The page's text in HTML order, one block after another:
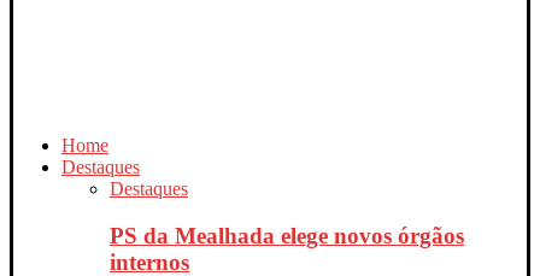
Home
Destaques
Destaques
PS da Mealhada elege novos órgãos
internos